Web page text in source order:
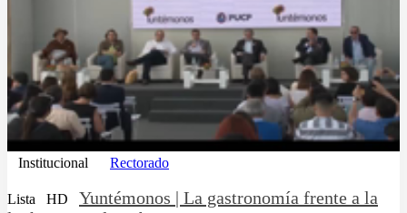
Institucional Rectorado
Lista HD
Yuntémonos | La gastronomía frente a la